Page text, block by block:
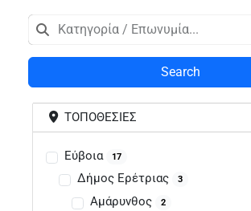
Search
ΤΟΠΟΘΕΣΊΕΣ
Εύβοια 17
Δήμος Ερέτριας 3
Αμάρυνθος 2